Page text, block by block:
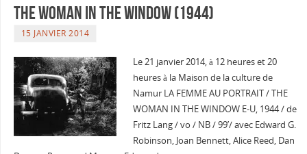
The woman in the window (1944)
15 JANVIER 2014
Le 21 janvier 2014, à 12 heures et 20
heures à la Maison de la culture de
Namur LA FEMME AU PORTRAIT / THE
WOMAN IN THE WINDOW E-U, 1944 / de
Fritz Lang / vo / NB / 99’/ avec Edward G.
Robinson, Joan Bennett, Alice Reed, Dan